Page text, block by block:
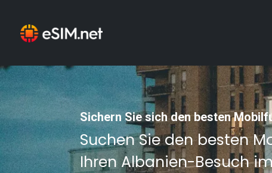
Sichern Sie sich den besten
Suchen Sie den besten
Ihren Albanien-Besuch